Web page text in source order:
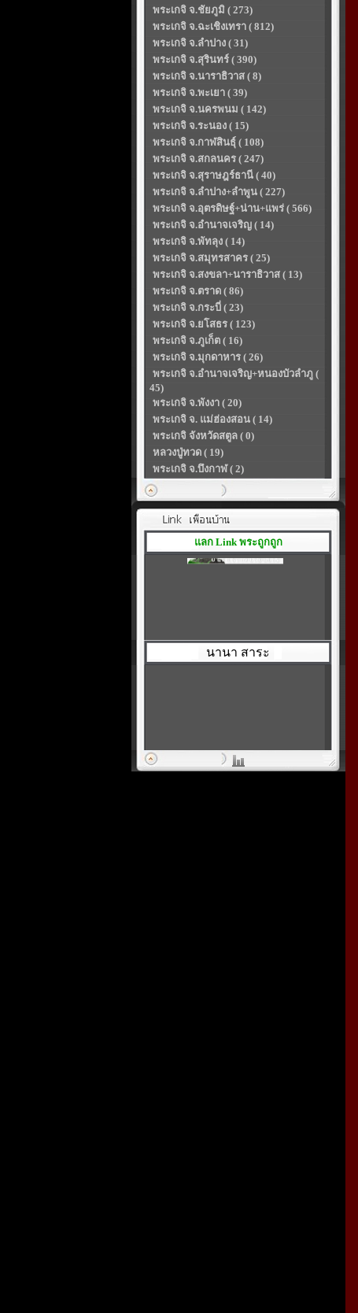
พระเกจิ จ.ชัยภูมิ ( 273)
พระเกจิ จ.ฉะเชิงเทรา ( 812)
พระเกจิ จ.ลำปาง ( 31)
พระเกจิ จ.สุรินทร์ ( 390)
พระเกจิ จ.นาราธิวาส ( 8)
พระเกจิ จ.พะเยา ( 39)
พระเกจิ จ.นครพนม ( 142)
พระเกจิ จ.ระนอง ( 15)
พระเกจิ จ.กาฬสินธุ์ ( 108)
พระเกจิ จ.สกลนคร ( 247)
พระเกจิ จ.สุราษฎร์ธานี ( 40)
พระเกจิ จ.ลำปาง+ลำพูน ( 227)
พระเกจิ จ.อุตรดิษฐ์+น่าน+แพร่ ( 566)
พระเกจิ จ.อำนาจเจริญ ( 14)
พระเกจิ จ.พัทลุง ( 14)
พระเกจิ จ.สมุทรสาคร ( 25)
พระเกจิ จ.สงขลา+นาราธิวาส ( 13)
พระเกจิ จ.ตราด ( 86)
พระเกจิ จ.กระบี่ ( 23)
พระเกจิ จ.ยโสธร ( 123)
พระเกจิ จ.ภูเก็ต ( 16)
พระเกจิ จ.มุกดาหาร ( 26)
พระเกจิ จ.อำนาจเจริญ+หนองบัวลำภู (
45)
พระเกจิ จ.พังงา ( 20)
พระเกจิ จ. แม่ฮ่องสอน ( 14)
พระเกจิ จังหวัดสตูล ( 0)
หลวงปู่ทวด ( 19)
พระเกจิ จ.บึงกาฬ ( 2)
แลก Link พระถูกถูก
นานา สาระ